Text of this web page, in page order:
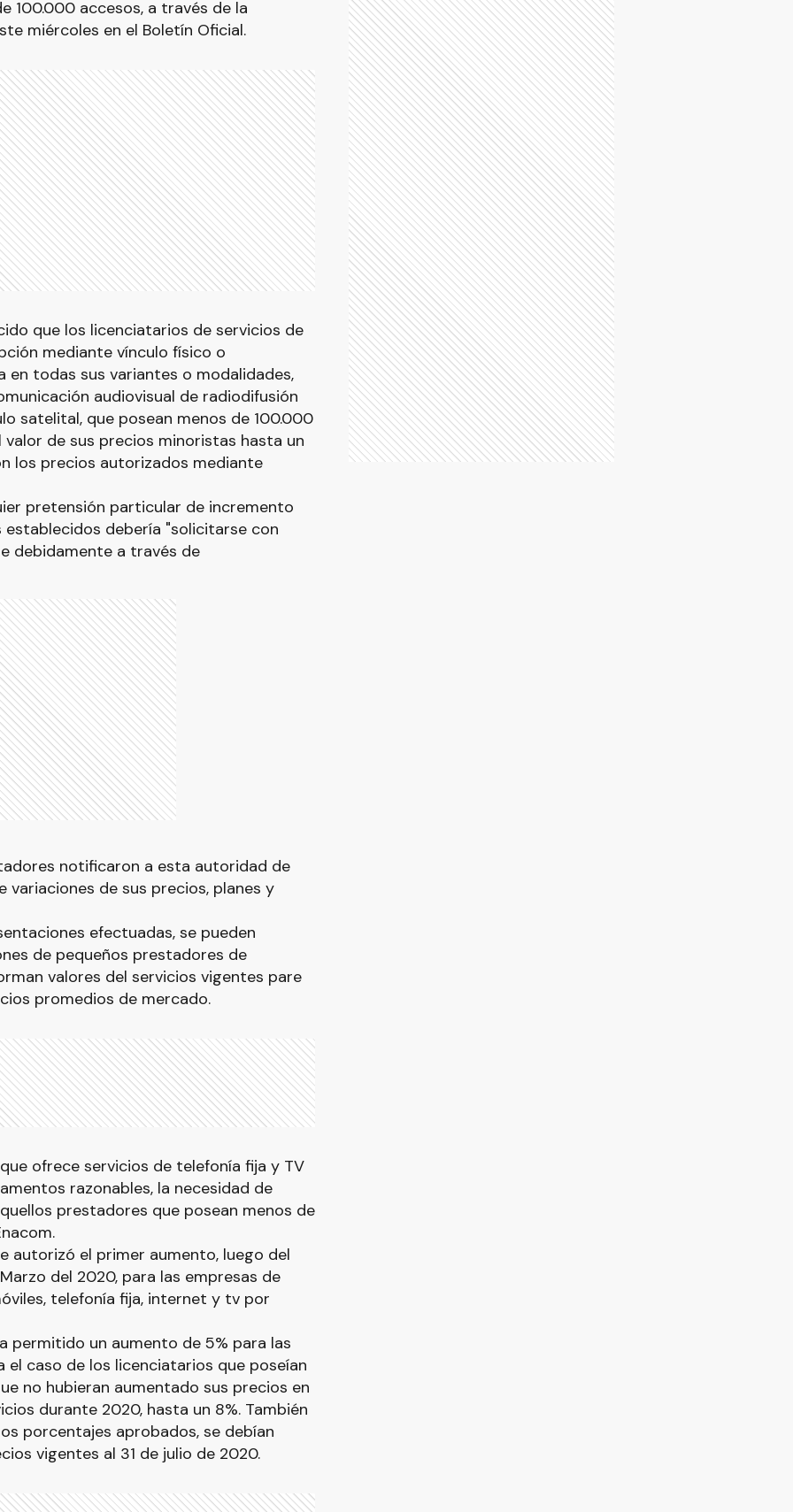
100.000 accesos, a través de la
miércoles en el Boletín Oficial.
que los licenciatarios de servicios de
mediante vínculo físico o
todas sus variantes o modalidades,
audiovisual de radiodifusión
satelital, que posean menos de 100.000
de sus precios minoristas hasta un
los precios autorizados mediante
pretensión particular de incremento
debería "solicitarse con
debidamente a través de
notificaron a esta autoridad de
de sus precios, planes y
efectuadas, se pueden
de pequeños prestadores de
valores del servicios vigentes pare
promedios de mercado.
ofrece servicios de telefonía fija y TV
razonables, la necesidad de
prestadores que posean menos de
autorizó el primer aumento, luego del
del 2020, para las empresas de
telefonía fija, internet y tv por
permitido un aumento de 5% para las
el caso de los licenciatarios que poseían
no hubieran aumentado sus precios en
durante 2020, hasta un 8%. También
porcentajes aprobados, se debían
vigentes al 31 de julio de 2020.